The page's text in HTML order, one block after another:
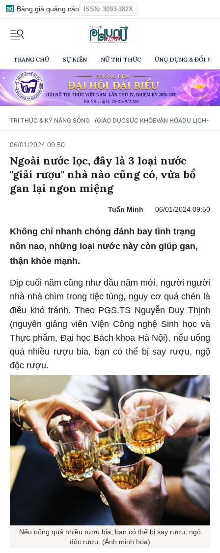
Bảng giá quảng cáo ISSN: 3093-382X
TRANG CHỦ SỰ KIỆN NỮ TRÍ THỨC ỨNG DỤNG & ĐỔI
TRI THỨC & KỸ NĂNG SỐNG /GIÁO DỤCSỨC KHỎEVĂN HÓADU LỊCH-
06/01/2024 09:50
Ngoài nước lọc, đây là 3 loại nước
"giải rượu" nhà nào cũng có, vừa bổ
gan lại ngon miệng
Tuấn Minh 06/01/2024 09:50
Không chỉ nhanh chóng đánh bay tình trạng
nôn nao, những loại nước này còn giúp gan,
thận khỏe mạnh.
Dịp cuối năm cũng như đầu năm mới, người người
nhà nhà chìm trong tiệc tùng, nguy cơ quá chén là
điều khó tránh. Theo PGS.TS Nguyễn Duy Thịnh
(nguyên giảng viên Viện Công nghệ Sinh học và
Thực phẩm, Đại học Bách khoa Hà Nội), nếu uống
quá nhiều rượu bia, bạn có thể bị say rượu, ngộ
độc rượu.
Nếu uống quá nhiều rượu bia, bạn có thể bị say rượu, ngộ
độc rượu. (Ảnh minh họa)